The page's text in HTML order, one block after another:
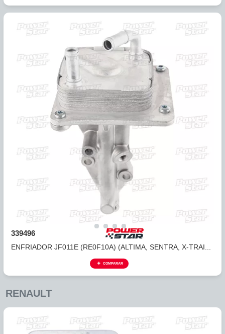
339492
ENFRIADOR JF011E, RE0F10A CVT, VERSA, CALIBER 2
COMPARAR